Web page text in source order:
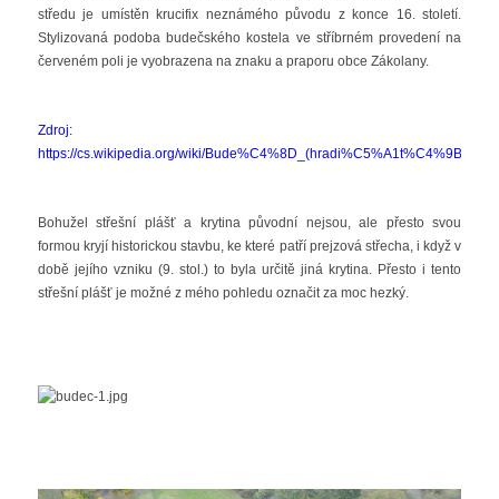
středu je umístěn krucifix neznámého původu z konce 16. století.
Stylizovaná podoba budečského kostela ve stříbrném provedení na
červeném poli je vyobrazena na znaku a praporu obce Zákolany.
Zdroj:
https://cs.wikipedia.org/wiki/Bude%C4%8D_(hradi%C5%A1t%C4%9B)
Bohužel střešní plášť a krytina původní nejsou, ale přesto svou
formou kryjí historickou stavbu, ke které patří prejzová střecha, i když v
době jejího vzniku (9. stol.) to byla určitě jiná krytina. Přesto i tento
střešní plášť je možné z mého pohledu označit za moc hezký.